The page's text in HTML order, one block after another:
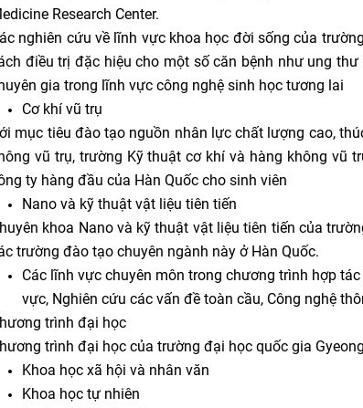
Research Center.
nghiên cứu về lĩnh vực khoa học đời sống của
điều trị đặc hiệu cho một số căn bệnh như ung
gia trong lĩnh vực công nghệ sinh học tương lai
Cơ khí vũ trụ
mục tiêu đào tạo nguồn nhân lực chất lượng cao,
vũ trụ, trường Kỹ thuật cơ khí và hàng không vũ
ty hàng đầu của Hàn Quốc cho sinh viên
Nano và kỹ thuật vật liệu tiên tiến
khoa Nano và kỹ thuật vật liệu tiên tiến của
trường đào tạo chuyên ngành này ở Hàn Quốc.
Các lĩnh vực chuyên môn trong chương trình hợp
vực, Nghiên cứu các vấn đề toàn cầu, Công nghệ
trình đại học
trình đại học của trường đại học quốc gia
Khoa học xã hội và nhân văn
Khoa học tự nhiên